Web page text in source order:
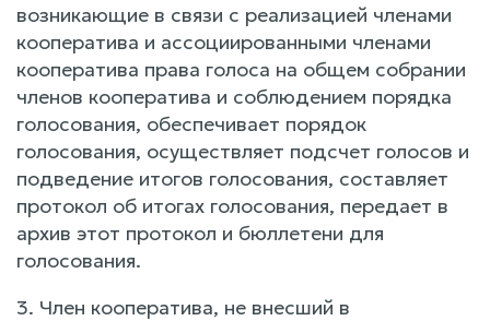
возникающие в связи с реализацией членами
кооператива и ассоциированными членами
кооператива права голоса на общем собрании
членов кооператива и соблюдением порядка
голосования, обеспечивает порядок
голосования, осуществляет подсчет голосов и
подведение итогов голосования, составляет
протокол об итогах голосования, передает в
архив этот протокол и бюллетени для
голосования.
3. Член кооператива, не внесший в